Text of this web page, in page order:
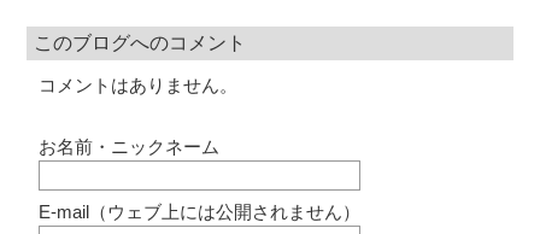
このブログへのコメント
コメントはありません。
お名前・ニックネーム
E-mail（ウェブ上には公開されません）